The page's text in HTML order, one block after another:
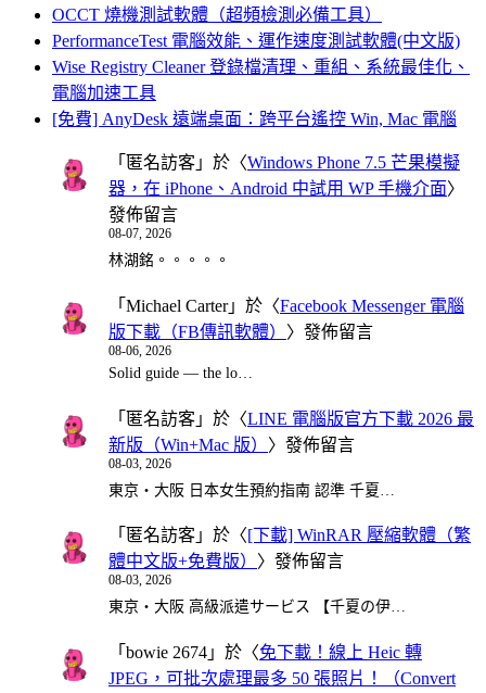
OCCT 燒機測試軟體（超頻檢測必備工具）
PerformanceTest 電腦效能、運作速度測試軟體(中文版)
Wise Registry Cleaner 登錄檔清理、重組、系統最佳化、
電腦加速工具
[免費] AnyDesk 遠端桌面：跨平台遙控 Win, Mac 電腦
「 匿名訪客 」於〈Windows Phone 7.5 芒果模擬
器，在 iPhone、Android 中試用 WP 手機介面〉
發佈留言
08-07, 2026
林湖銘。。。。。
「 Michael Carter」於〈Facebook Messenger 電腦
版下載（FB傳訊軟體） 〉發佈留言
08-06, 2026
Solid guide — the lo…
「 匿名訪客 」於〈LINE 電腦版官方下載 2026 最
新版（Win+Mac 版） 〉發佈留言
08-03, 2026
東京・大阪 日本女生預約指南 認準 千夏…
「 匿名訪客 」於〈[下載] WinRAR 壓縮軟體（繁
體中文版+免費版） 〉發佈留言
08-03, 2026
東京・大阪 高級派遣サービス 【千夏の伊…
「 bowie 2674 」於〈免下載！線上 Heic 轉
JPEG，可批次處理最多 50 張照片！（Convert